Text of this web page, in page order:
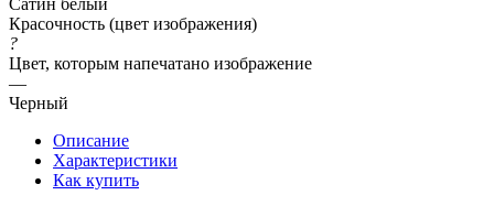
Красочность (цвет изображения)
?
Цвет, которым напечатано изображение
—
Черный
Описание
Характеристики
Как купить